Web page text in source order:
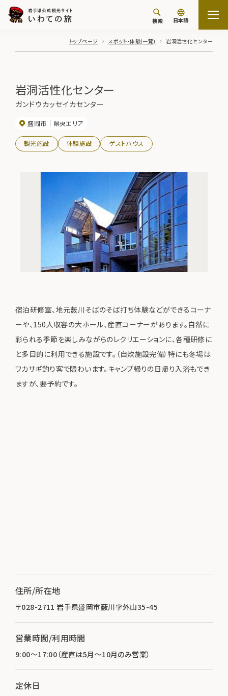
検索 日本語
トップページ スポット・体験(一覧) 岩洞活性化センター
岩洞活性化センター
ガンドウカッセイカセンター
盛岡市 県央エリア
観光施設 体験施設 ゲストハウス
宿泊研修室、地元薮川そばのそば打ち体験などができるコーナ
ーや、150人収容の大ホール、産直コーナーがあります。自然に
彩られる季節を楽しみながらのレクリエーションに、各種研修に
と多目的に利用できる施設です。（自炊施設完備）特にも冬場は
ワカサギ釣り客で賑わいます。キャンプ帰りの日帰り入浴もでき
ますが、要予約です。
住所/所在地
〒028-2711 岩手県盛岡市薮川字外山35-45
営業時間/利用時間
9:00～17:00（産直は5月～10月のみ営業）
定休日